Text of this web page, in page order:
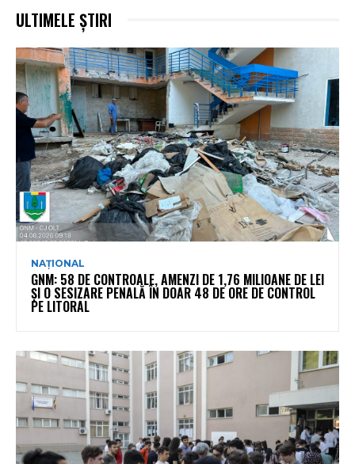
ULTIMELE ȘTIRI
NAȚIONAL
GNM: 58 DE CONTROALE, AMENZI DE 1,76 MILIOANE DE LEI
ȘI O SESIZARE PENALĂ ÎN DOAR 48 DE ORE DE CONTROL
PE LITORAL